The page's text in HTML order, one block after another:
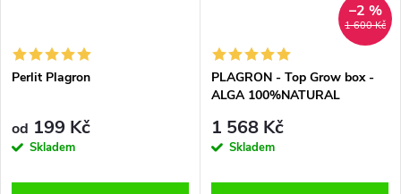
Perlit Plagron
od 199 Kč
Skladem
1 600 Kč
–2 %
PLAGRON - Top Grow box -
ALGA 100%NATURAL
1 568 Kč
Skladem